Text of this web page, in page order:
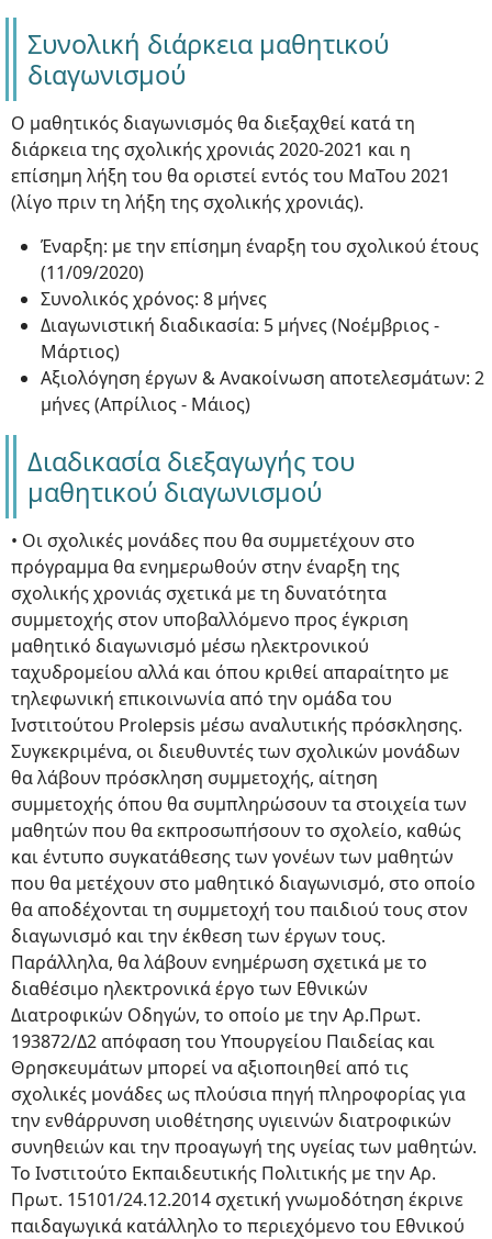
Συνολική διάρκεια μαθητικού
διαγωνισμού
Ο μαθητικός διαγωνισμός θα διεξαχθεί κατά τη
διάρκεια της σχολικής χρονιάς 2020-2021 και η
επίσημη λήξη του θα οριστεί εντός του ΜαΤου 2021
(λίγο πριν τη λήξη της σχολικής χρονιάς).
Έναρξη: με την επίσημη έναρξη του σχολικού έτους
(11/09/2020)
Συνολικός χρόνος: 8 μήνες
Διαγωνιστική διαδικασία: 5 μήνες (Νοέμβριος -
Μάρτιος)
Αξιολόγηση έργων & Ανακοίνωση αποτελεσμάτων: 2
μήνες (Απρίλιος - Μάιος)
Διαδικασία διεξαγωγής του
μαθητικού διαγωνισμού
• Οι σχολικές μονάδες που θα συμμετέχουν στο
πρόγραμμα θα ενημερωθούν στην έναρξη της
σχολικής χρονιάς σχετικά με τη δυνατότητα
συμμετοχής στον υποβαλλόμενο προς έγκριση
μαθητικό διαγωνισμό μέσω ηλεκτρονικού
ταχυδρομείου αλλά και όπου κριθεί απαραίτητο με
τηλεφωνική επικοινωνία από την ομάδα του
Ινστιτούτου Prolepsis μέσω αναλυτικής πρόσκλησης.
Συγκεκριμένα, οι διευθυντές των σχολικών μονάδων
θα λάβουν πρόσκληση συμμετοχής, αίτηση
συμμετοχής όπου θα συμπληρώσουν τα στοιχεία των
μαθητών που θα εκπροσωπήσουν το σχολείο, καθώς
και έντυπο συγκατάθεσης των γονέων των μαθητών
που θα μετέχουν στο μαθητικό διαγωνισμό, στο οποίο
θα αποδέχονται τη συμμετοχή του παιδιού τους στον
διαγωνισμό και την έκθεση των έργων τους.
Παράλληλα, θα λάβουν ενημέρωση σχετικά με το
διαθέσιμο ηλεκτρονικά έργο των Εθνικών
Διατροφικών Οδηγών, το οποίο με την Αρ.Πρωτ.
193872/Δ2 απόφαση του Υπουργείου Παιδείας και
Θρησκευμάτων μπορεί να αξιοποιηθεί από τις
σχολικές μονάδες ως πλούσια πηγή πληροφορίας για
την ενθάρρυνση υιοθέτησης υγιεινών διατροφικών
συνηθειών και την προαγωγή της υγείας των μαθητών.
Το Ινστιτούτο Εκπαιδευτικής Πολιτικής με την Αρ.
Πρωτ. 15101/24.12.2014 σχετική γνωμοδότηση έκρινε
παιδαγωγικά κατάλληλο το περιεχόμενο του Εθνικού